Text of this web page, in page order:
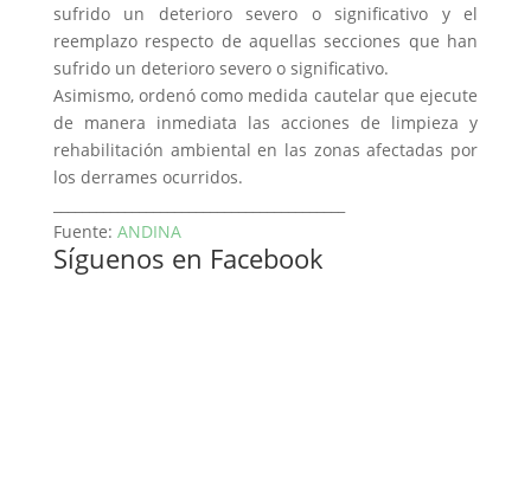
sufrido un deterioro severo o significativo y el
reemplazo respecto de aquellas secciones que han
sufrido un deterioro severo o significativo.
Asimismo, ordenó como medida cautelar que ejecute
de manera inmediata las acciones de limpieza y
rehabilitación ambiental en las zonas afectadas por
los derrames ocurridos.
Fuente: ANDINA
Síguenos en Facebook